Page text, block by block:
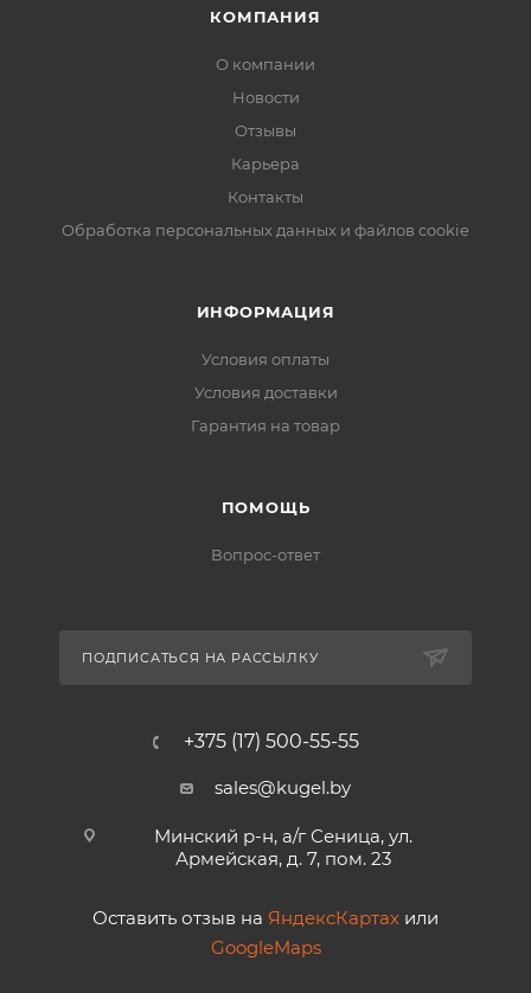
КОМПАНИЯ
О компании
Новости
Отзывы
Карьера
Контакты
Обработка персональных данных и файлов cookie
ИНФОРМАЦИЯ
Условия оплаты
Условия доставки
Гарантия на товар
ПОМОЩЬ
Вопрос-ответ
ПОДПИСАТЬСЯ НА РАССЫЛКУ
+375 (17) 500-55-55
sales@kugel.by
Минский р-н, а/г Сеница, ул.
Армейская, д. 7, пом. 23
Оставить отзыв на ЯндексКартах или
GoogleMaps